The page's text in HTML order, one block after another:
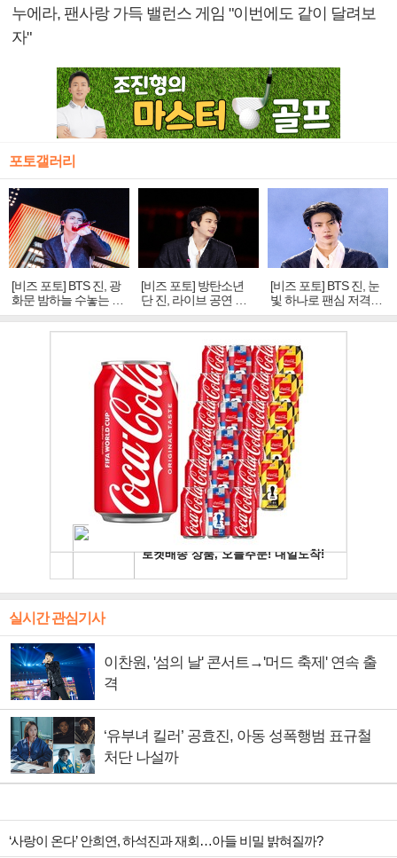
누에라, 팬사랑 가득 밸런스 게임 "이번에도 같이 달려보
자"
포토갤러리
[비즈 포토] BTS 진, 광
화문 밤하늘 수놓는 '비
주얼 킹'의 열창
[비즈 포토] 방탄소년
단 진, 라이브 공연 중
빛나는 독보적 아우라
[비즈 포토] BTS 진, 눈
빛 하나로 팬심 저격…
독보적 카리스마
실시간 관심기사
이찬원, '섬의 날' 콘서트→'머드 축제' 연속 출
격
‘유부녀 킬러’ 공효진, 아동 성폭행범 표규철
처단 나설까
‘사랑이 온다’ 안희연, 하석진과 재회…아들 비밀 밝혀질까?